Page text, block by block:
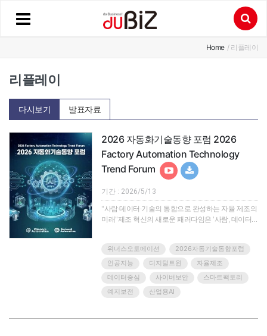
Home / 리플레이
리플레이
다시보기 발표자료
2026 자동화기술동향 포럼 2026
Factory Automation Technology
Trend Forum
기간 : 2026/5/13
"사람·데이터·기술의 통합으로 완성하는 자율 제조의
미래"제조 혁신의 새로운 패러다임은 '사람, 데이터,
술동향 포럼' 웨비나에서는 데이터 중심의 혁신을 넘
어, 지능형 제조 환경을 실현하는 최신 기술과 실전
솔루션을 한 자리에서 소개합니다.위너스오토메이션
이 주최하는 이번 행사에서는 글로벌 리더인
Rockwell Automation, Rittal과 함께 자율 제조를 위
위너스오토메이션
2026자동기술동향포럼
인공지능
디지털트윈
자율제조
데이터중심
사이버보안
스마트팩토리
예지보전
산업용AI